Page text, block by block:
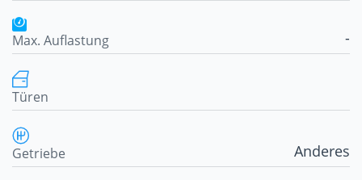
Max. Auflastung -
Türen
Getriebe Anderes